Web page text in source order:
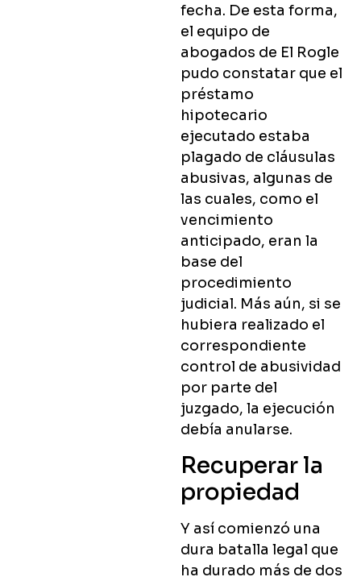
fecha. De esta forma,
el equipo de
abogados de El Rogle
pudo constatar que el
préstamo
hipotecario
ejecutado estaba
plagado de cláusulas
abusivas, algunas de
las cuales, como el
vencimiento
anticipado, eran la
base del
procedimiento
judicial. Más aún, si se
hubiera realizado el
correspondiente
control de abusividad
por parte del
juzgado, la ejecución
debía anularse.
Recuperar la
propiedad
Y así comienzó una
dura batalla legal que
ha durado más de dos